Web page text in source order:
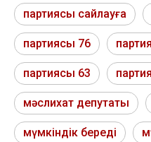
партиясы сайлауға
партиясы 76
партиясы 63
мәслихат депутаты
мүмкіндік береді